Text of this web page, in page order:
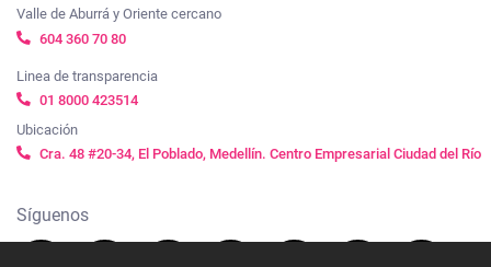
Valle de Aburrá y Oriente cercano
604 360 70 80
Linea de transparencia
01 8000 423514
Ubicación
Cra. 48 #20-34, El Poblado, Medellín. Centro Empresarial Ciudad del Río
Síguenos